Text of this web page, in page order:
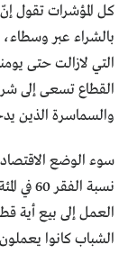
كل المؤشرات تقول
بالشراء عبر وسطاء،
التي لازالت حتى
القطاع تسعى إلى
والسماسرة الذين
سوء الوضع
نسبة
العمل إلى بيع أية
الشباب كانوا